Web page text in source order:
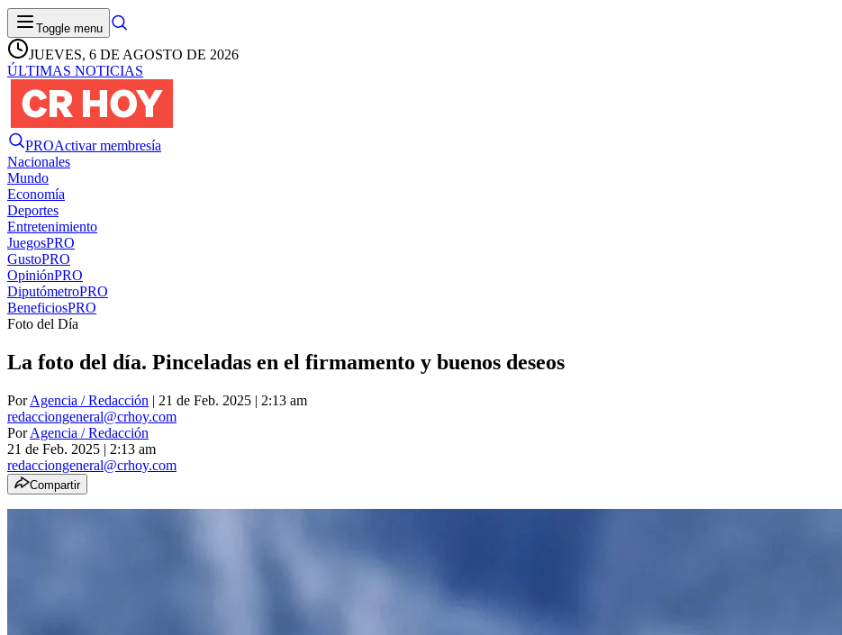
Toggle menu
JUEVES, 6 DE AGOSTO DE 2026
ÚLTIMAS NOTICIAS
PROActivar membresía
Nacionales
Mundo
Economía
Deportes
Entretenimiento
JuegosPRO
GustoPRO
OpiniónPRO
DiputómetroPRO
BeneficiosPRO
Foto del Día
La foto del día. Pinceladas en el firmamento y buenos deseos
PorAgencia / Redacción | 21 de Feb. 2025 | 2:13 am
redacciongeneral@crhoy.com
PorAgencia / Redacción
21 de Feb. 2025 | 2:13 am
redacciongeneral@crhoy.com
Compartir